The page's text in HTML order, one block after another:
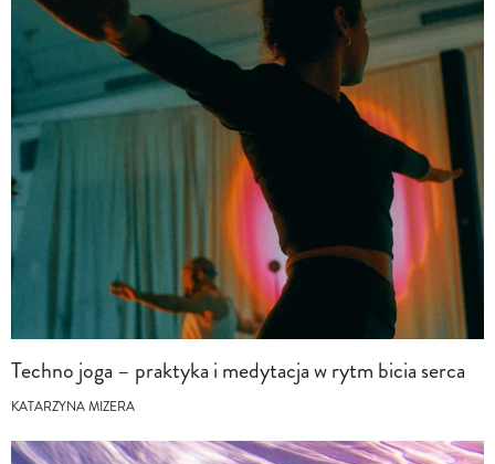
Techno joga – praktyka i medytacja w rytm bicia serca
KATARZYNA MIZERA